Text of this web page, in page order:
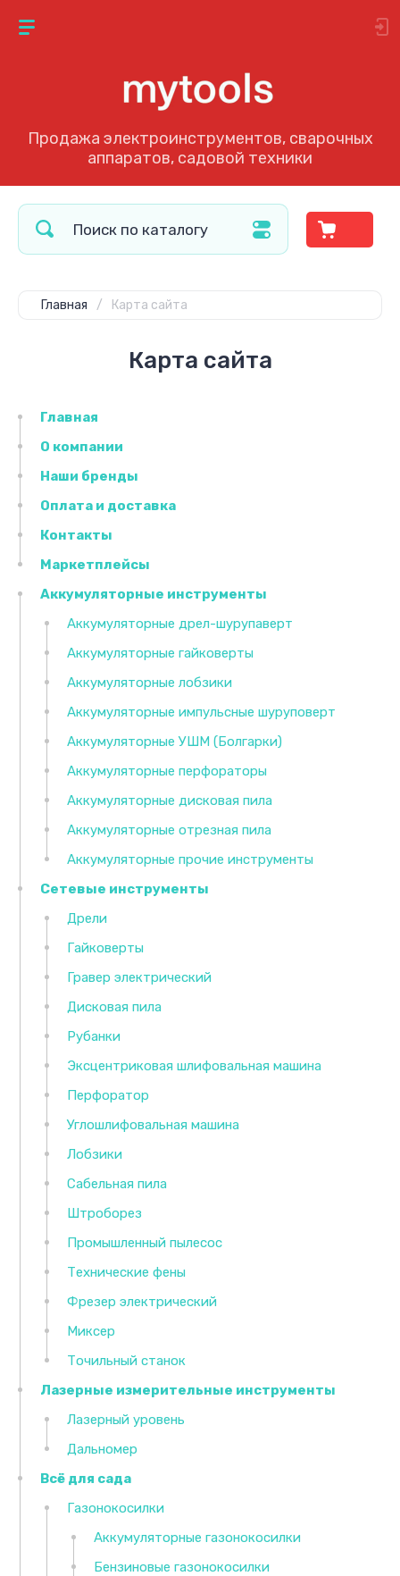
Продажа электроинструментов, сварочных
аппаратов, садовой техники
Главная / Карта сайта
Карта сайта
Главная
О компании
Наши бренды
Оплата и доставка
Контакты
Маркетплейсы
Аккумуляторные инструменты
Аккумуляторные дрел-шурупаверт
Аккумуляторные гайковерты
Аккумуляторные лобзики
Аккумуляторные импульсные шуруповерт
Аккумуляторные УШМ (Болгарки)
Аккумуляторные перфораторы
Аккумуляторные дисковая пила
Аккумуляторные отрезная пила
Аккумуляторные прочие инструменты
Сетевые инструменты
Дрели
Гайковерты
Гравер электрический
Дисковая пила
Рубанки
Эксцентриковая шлифовальная машина
Перфоратор
Углошлифовальная машина
Лобзики
Сабельная пила
Штроборез
Промышленный пылесос
Технические фены
Фрезер электрический
Миксер
Точильный станок
Лазерные измерительные инструменты
Лазерный уровень
Дальномер
Всё для сада
Газонокосилки
Аккумуляторные газонокосилки
Бензиновые газонокосилки